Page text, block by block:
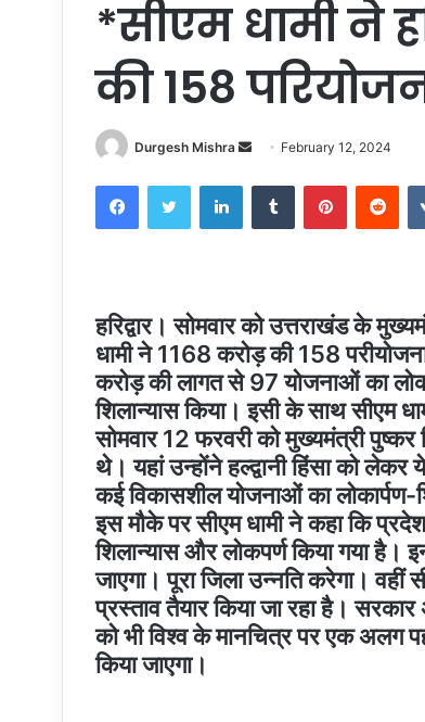
*सीएम धामी ने
की 158
Durgesh Mishra
Send
email
February 12, 2024
FacebookTwitterLinkedInTumblrPinterest
हरिद्वार। सोमवार को उत्तराखंड के
धामी ने 1168 करोड़ की 158
करोड़ की लागत से 97 योजनाओं का
शिलान्यास किया। इसी के साथ सीएम
सोमवार 12 फरवरी को मुख्यमंत्री पुष्कर
थे। यहां उन्होंने हल्द्वानी हिंसा को लेकर
कई विकासशील योजनाओं का लोकार्पण-
इस मौके पर सीएम धामी ने कहा कि
शिलान्यास और लोकपर्ण किया गया है।
जाएगा। पूरा जिला उन्नति करेगा। वहीं
प्रस्ताव तैयार किया जा रहा है।
को भी विश्व के मानचित्र पर एक अलग
किया जाएगा।